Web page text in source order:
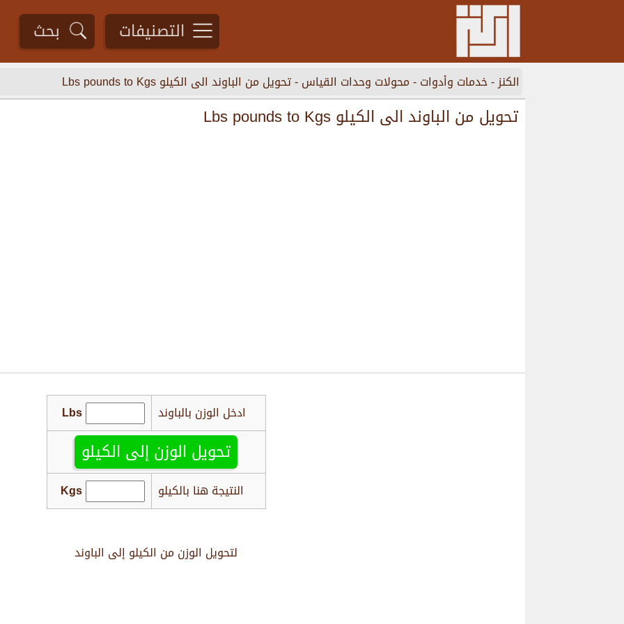
التصنيفات بحث
الكنز-خدمات وأدوات-محولات وحدات القياس-تحويل من الباوند الى الكيلو Lbs pounds to Kgs
تحويل من الباوند الى الكيلو Lbs pounds to Kgs
ادخل الوزن بالباوند Lbs
تحويل الوزن إلى الكيلو
النتيجة هنا بالكيلو Kgs
لتحويل الوزن من الكيلو إلى الباوند